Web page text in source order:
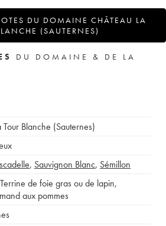
DU DOMAINE CHÂTEAU LA
(SAUTERNES)
DU DOMAINE & DE LA
Blanche (Sauternes)
, Sauvignon Blanc, Sémillon
Terrine de foie gras ou de lapin,
aux pommes